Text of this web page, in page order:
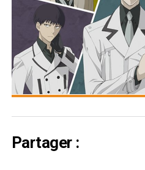
Partager :